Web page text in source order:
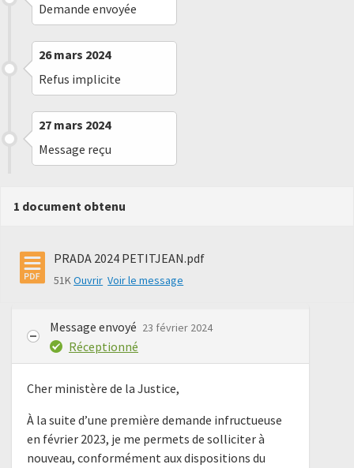
Demande envoyée
26 mars 2024
Refus implicite
27 mars 2024
Message reçu
1 document obtenu
PRADA 2024 PETITJEAN.pdf
51KOuvrir Voir le message
Message envoyé 23 février 2024
Réceptionné
Cher ministère de la Justice,
À la suite d’une première demande infructueuse
en février 2023, je me permets de solliciter à
nouveau, conformément aux dispositions du